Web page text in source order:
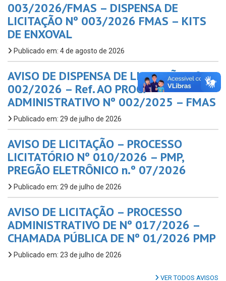
003/2026/FMAS – DISPENSA DE
LICITAÇÃO Nº 003/2026 FMAS – KITS
DE ENXOVAL
Publicado em: 4 de agosto de 2026
AVISO DE DISPENSA DE LICITAÇÃO Nº
002/2026 – Ref. AO PROC.
ADMINISTRATIVO Nº 002/2025 – FMAS
Publicado em: 29 de julho de 2026
AVISO DE LICITAÇÃO – PROCESSO
LICITATÓRIO Nº 010/2026 – PMP,
PREGÃO ELETRÔNICO n.º 07/2026
Publicado em: 29 de julho de 2026
AVISO DE LICITAÇÃO – PROCESSO
ADMINISTRATIVO DE Nº 017/2026 –
CHAMADA PÚBLICA DE Nº 01/2026 PMP
Publicado em: 23 de julho de 2026
VER TODOS AVISOS